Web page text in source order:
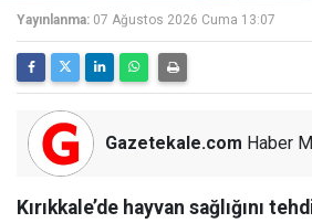
Yayınlanma: 07 Ağustos 2026 Cuma 13:07
Gazetekale.com Haber
Kırıkkale’de hayvan sağlığını